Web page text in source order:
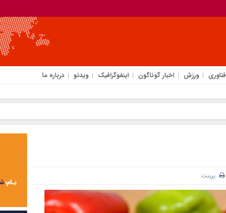
فناوری ورزش اخبار گوناگون اینفوگرافیک ویدئو درباره ما
پرینت